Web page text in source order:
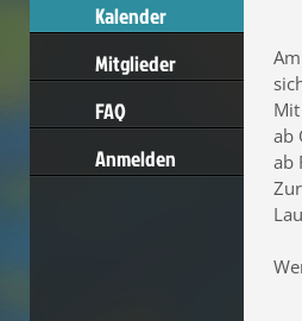
Kalender
Mitglieder
FAQ
Anmelden
ab
ab